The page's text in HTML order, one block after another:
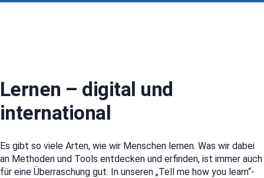
Lernen – digital und
international
Es gibt so viele Arten, wie wir Menschen lernen. Was wir dabei
an Methoden und Tools entdecken und erfinden, ist immer auch
für eine Überraschung gut. In unseren „Tell me how you learn“-